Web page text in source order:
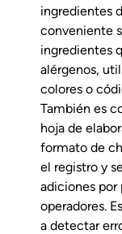
ingredientes
conveniente
ingredientes
alérgenos,
colores o
También es
hoja de
formato de
el registro y
adiciones por
operadores.
a detectar